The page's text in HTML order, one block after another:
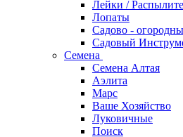
Лейки /
Лопаты
Садово -
Садовый
Семена
Семена Алтая
Аэлита
Марс
Ваше Хозяйство
Луковичные
Поиск